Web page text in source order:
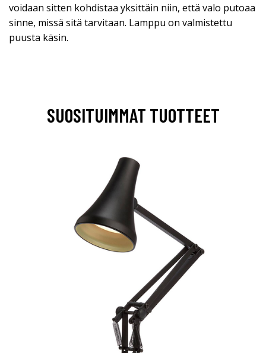
voidaan sitten kohdistaa yksittäin niin, että valo putoaa
sinne, missä sitä tarvitaan. Lamppu on valmistettu
puusta käsin.
SUOSITUIMMAT TUOTTEET